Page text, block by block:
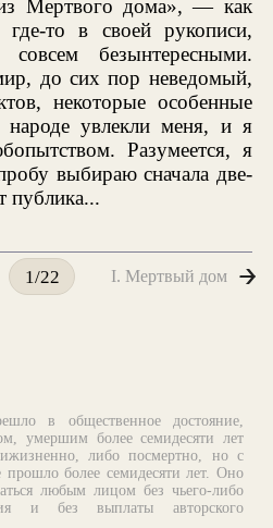
Мертвого дома», — как
то в своей рукописи,
безынтересными.
до сих пор неведомый,
некоторые особенные
увлекли меня, и я
Разумеется, я
выбираю сначала две-
публика...
1/22 I. Мертвый дом
в общественное достояние,
умершим более семидесяти лет
либо посмертно, но с
более семидесяти лет. Оно
любым лицом без чьего-либо
и без выплаты авторского